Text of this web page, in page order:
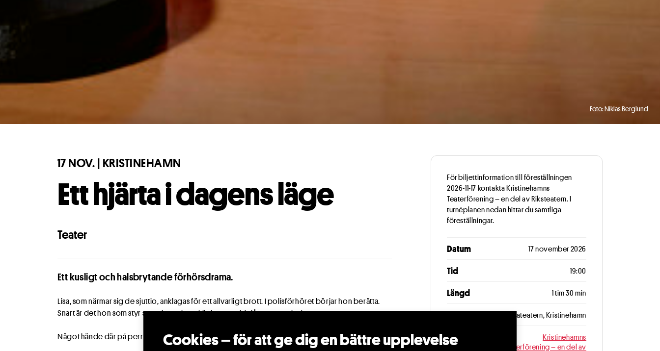
Cookies – för att ge dig en bättre upplevelse
Foto: Niklas Berglund
För biljettinformation till föreställningen
2026-11-17 kontakta Kristinehamns
Teaterförening – en del av Riksteatern. I
turnéplanen nedan hittar du samtliga
föreställningar.
Datum 17 november 2026
Tid 19:00
Längd 1 tim 30 min
Plats Christinateatern, Kristinehamn
Arrangör
Kristinehamns
Teaterförening – en del av
17 NOV. | KRISTINEHAMN
Ett hjärta i dagens läge
Teater
Ett kusligt och halsbrytande förhörsdrama.
Lisa, som närmar sig de sjuttio, anklagas för ett allvarligt brott. I polisförhöret börjar hon berätta.
Snart är det hon som styr samtalet och verkligheten vrids långsamt ur led.
Något hände där på perrongen – men vad?